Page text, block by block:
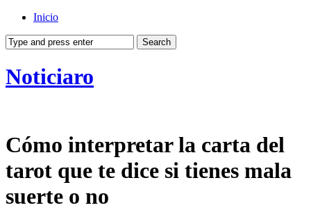
Inicio
Noticiaro
Cómo interpretar la carta del
tarot que te dice si tienes mala
suerte o no